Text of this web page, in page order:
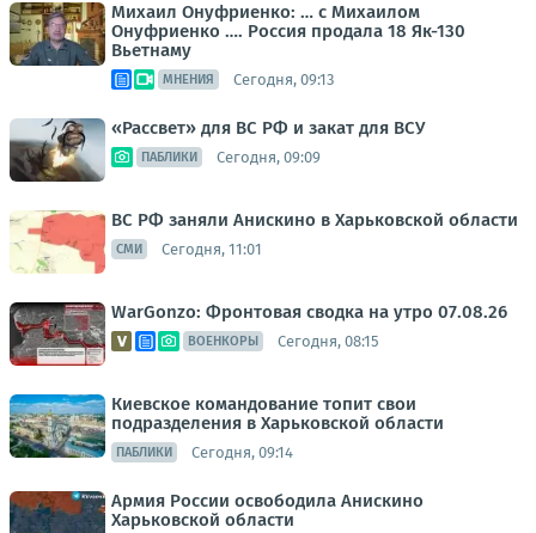
Михаил Онуфриенко: … с Михаилом
Онуфриенко …. Россия продала 18 Як-130
Вьетнаму
МНЕНИЯ Сегодня, 09:13
«Рассвет» для ВС РФ и закат для ВСУ
ПАБЛИКИ Сегодня, 09:09
ВС РФ заняли Анискино в Харьковской области
СМИ Сегодня, 11:01
WarGonzo: Фронтовая сводка на утро 07.08.26
ВОЕНКОРЫ Сегодня, 08:15
Киевское командование топит свои
подразделения в Харьковской области
ПАБЛИКИ Сегодня, 09:14
Армия России освободила Анискино
Харьковской области